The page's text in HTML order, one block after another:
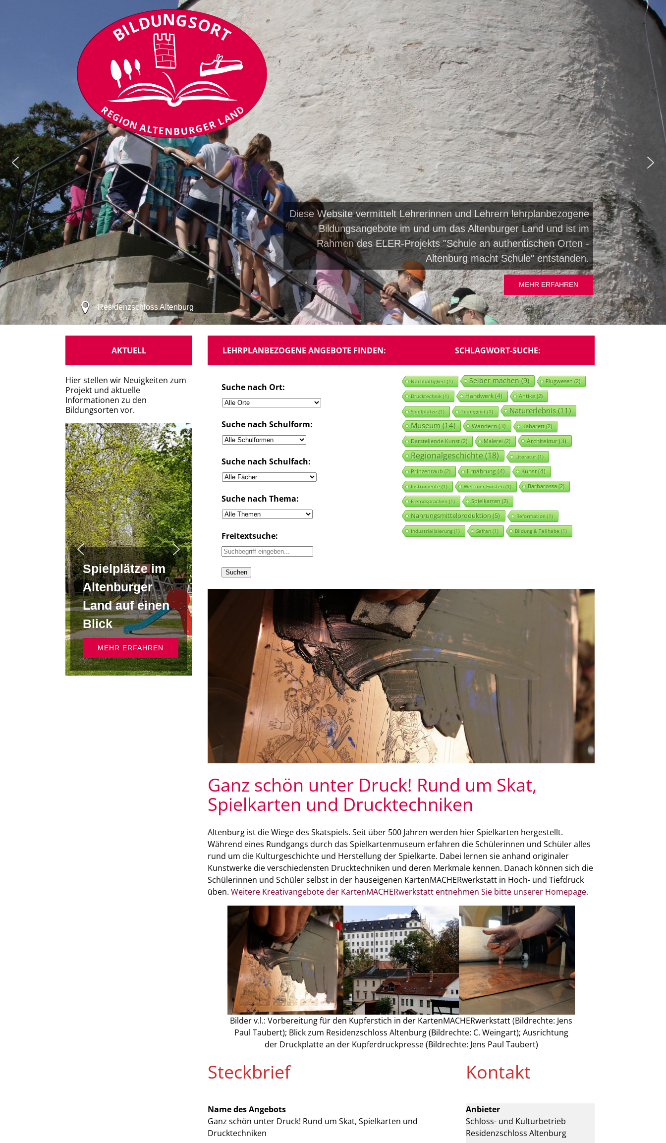
Diese Website vermittelt Lehrerinnen und Lehrern lehrplanbezogene
Bildungsangebote im und um das Altenburger Land und ist im
Rahmen des ELER-Projekts "Schule an authentischen Orten -
Altenburg macht Schule" entstanden.
MEHR ERFAHREN
Residenzschloss Altenburg
LEHRPLANBEZOGENE ANGEBOTE FINDEN:
Suche nach Ort:
Suche nach Schulform:
Suche nach Schulfach:
Suche nach Thema:
Freitextsuche:
SCHLAGWORT-SUCHE:
Nachhaltigkeit(1) Selber machen(9) Flugwesen(2)
Drucktechnik(1) Handwerk(4) Antike(2)
Spielplätze(1) Teamgeist(1) Naturerlebnis(11)
Museum(14) Wandern(3) Kabarett(2)
Darstellende Kunst(2) Malerei(2) Architektur(3)
Regionalgeschichte(18) Literatur(1)
Prinzenraub(2) Ernährung(4) Kunst(4)
Instrumente(1) Wettiner Fürsten(1) Barbarossa(2)
Fremdsprachen(1) Spielkarten(2)
Nahrungsmittelproduktion(5) Reformation(1)
Industrialisierung(1) Safran(1) Bildung & Teilhabe(1)
Ganz schön unter Druck! Rund um Skat,
Spielkarten und Drucktechniken
Altenburg ist die Wiege des Skatspiels. Seit über 500 Jahren werden hier Spielkarten hergestellt.
Während eines Rundgangs durch das Spielkartenmuseum erfahren die Schülerinnen und Schüler alles
rund um die Kulturgeschichte und Herstellung der Spielkarte. Dabei lernen sie anhand originaler
Kunstwerke die verschiedensten Drucktechniken und deren Merkmale kennen. Danach können sich die
Schülerinnen und Schüler selbst in der hauseigenen KartenMACHERwerkstatt in Hoch- und Tiefdruck
üben. Weitere Kreativangebote der KartenMACHERwerkstatt entnehmen Sie bitte unserer Homepage.
Bilder v.l.: Vorbereitung für den Kupferstich in der KartenMACHERwerkstatt (Bildrechte: Jens
Paul Taubert); Blick zum Residenzschloss Altenburg (Bildrechte: C. Weingart); Ausrichtung
der Druckplatte an der Kupferdruckpresse (Bildrechte: Jens Paul Taubert)
Steckbrief
Name des Angebots
Ganz schön unter Druck! Rund um Skat, Spielkarten und
Drucktechniken
Kontakt
Anbieter
Schloss- und Kulturbetrieb
Residenzschloss Altenburg
AKTUELL
Hier stellen wir Neuigkeiten zum
Projekt und aktuelle
Informationen zu den
Bildungsorten vor.
Spielplätze im
Altenburger
Land auf einen
Blick
MEHR ERFAHREN